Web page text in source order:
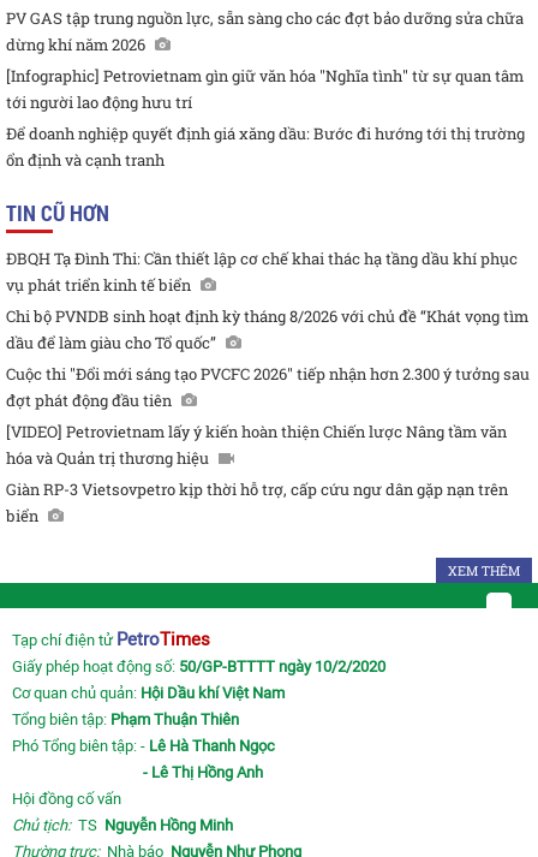
PV GAS tập trung nguồn lực, sẵn sàng cho các đợt bảo dưỡng sửa chữa
dừng khí năm 2026
[Infographic] Petrovietnam gìn giữ văn hóa "Nghĩa tình" từ sự quan tâm
tới người lao động hưu trí
Để doanh nghiệp quyết định giá xăng dầu: Bước đi hướng tới thị trường
ổn định và cạnh tranh
TIN CŨ HƠN
ĐBQH Tạ Đình Thi: Cần thiết lập cơ chế khai thác hạ tầng dầu khí phục
vụ phát triển kinh tế biển
Chi bộ PVNDB sinh hoạt định kỳ tháng 8/2026 với chủ đề “Khát vọng tìm
dầu để làm giàu cho Tổ quốc”
Cuộc thi "Đổi mới sáng tạo PVCFC 2026" tiếp nhận hơn 2.300 ý tưởng sau
đợt phát động đầu tiên
[VIDEO] Petrovietnam lấy ý kiến hoàn thiện Chiến lược Nâng tầm văn
hóa và Quản trị thương hiệu
Giàn RP-3 Vietsovpetro kịp thời hỗ trợ, cấp cứu ngư dân gặp nạn trên
biển
XEM THÊM
Tạp chí điện tử PetroTimes
Giấy phép hoạt động số: 50/GP-BTTTT ngày 10/2/2020
Cơ quan chủ quản: Hội Dầu khí Việt Nam
Tổng biên tập: Phạm Thuận Thiên
Phó Tổng biên tập: - Lê Hà Thanh Ngọc
- Lê Thị Hồng Anh
Hội đồng cố vấn
Chủ tịch:TS Nguyễn Hồng Minh
Thường trực: Nhà báo Nguyễn Như Phong